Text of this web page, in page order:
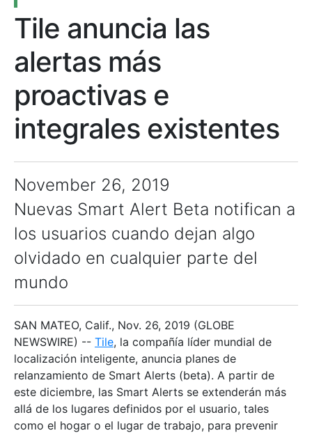
Tile anuncia las
alertas más
proactivas e
integrales existentes
November 26, 2019
Nuevas Smart Alert Beta notifican a
los usuarios cuando dejan algo
olvidado en cualquier parte del
mundo
SAN MATEO, Calif., Nov. 26, 2019 (GLOBE
NEWSWIRE) -- Tile, la compañía líder mundial de
localización inteligente, anuncia planes de
relanzamiento de Smart Alerts (beta). A partir de
este diciembre, las Smart Alerts se extenderán más
allá de los lugares definidos por el usuario, tales
como el hogar o el lugar de trabajo, para prevenir